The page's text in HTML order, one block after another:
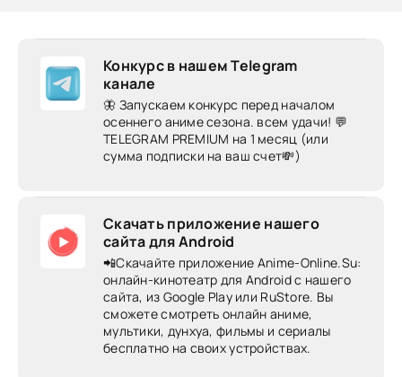
Конкурс в нашем Telegram
канале
🦋 Запускаем конкурс перед началом
осеннего аниме сезона. всем удачи! 💬
TELEGRAM PREMIUM на 1 месяц (или
сумма подписки на ваш счет💸)
Скачать приложение нашего
сайта для Android
📲Скачайте приложение Anime-Online.Su:
онлайн-кинотеатр для Android c нашего
сайта, из Google Play или RuStore. Вы
сможете смотреть онлайн аниме,
мультики, дунхуа, фильмы и сериалы
бесплатно на своих устройствах.